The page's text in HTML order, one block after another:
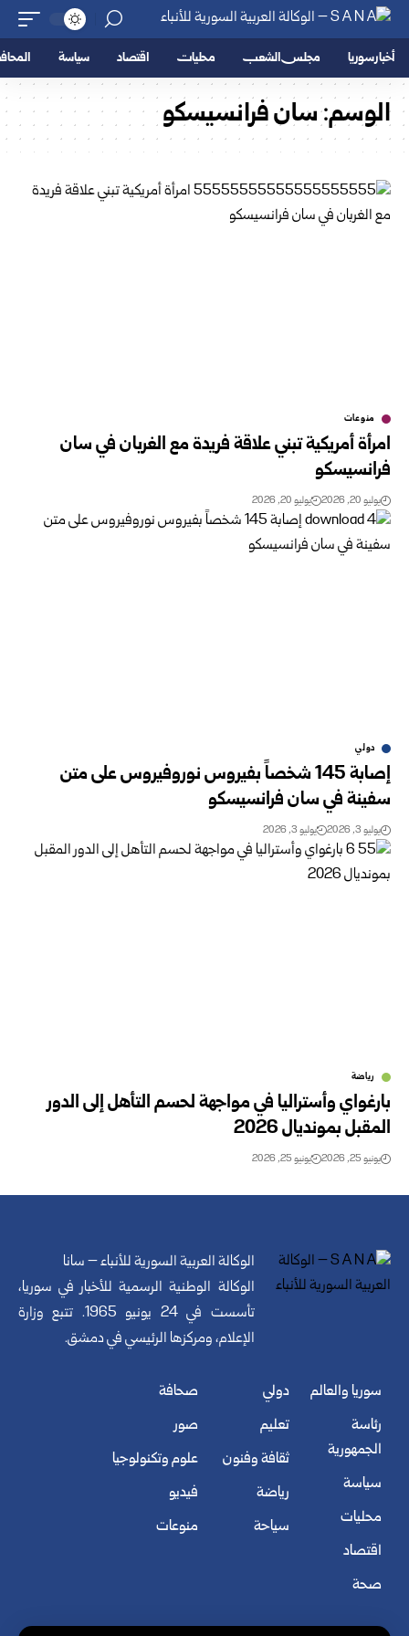
أخبار سوريا مجلس الشعب محليات اقتصاد سياسة
الوسم:سان فرانسيسكو
منوعات
امرأة أمريكية تبني علاقة فريدة مع الغربان في سان
فرانسيسكو
يوليو 20, 2026 يوليو 20, 2026
دولي
إصابة 145 شخصاً بفيروس نوروفيروس على متن
سفينة في سان فرانسيسكو
يوليو 3, 2026 يوليو 3, 2026
رياضة
بارغواي وأستراليا في مواجهة لحسم التأهل إلى الدور
المقبل بمونديال 2026
يونيو 25, 2026 يونيو 25, 2026
الوكالة العربية السورية للأنباء – سانا
الوكالة الوطنية الرسمية للأخبار في سوريا،
تأسست في 24 يونيو 1965. تتبع وزارة
الإعلام، ومركزها الرئيسي في دمشق.
سوريا والعالم
رئاسة
الجمهورية
سياسة
محليات
اقتصاد
صحة
دولي
تعليم
ثقافة وفنون
رياضة
سياحة
صحافة
صور
علوم وتكنولوجيا
فيديو
منوعات